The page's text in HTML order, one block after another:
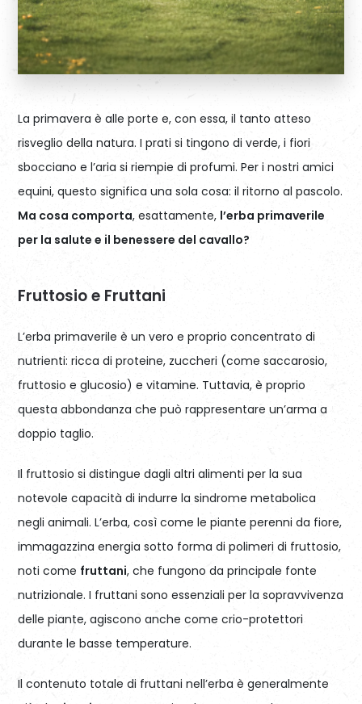
La primavera è alle porte e, con essa, il tanto atteso
risveglio della natura. I prati si tingono di verde, i fiori
sbocciano e l’aria si riempie di profumi. Per i nostri amici
equini, questo significa una sola cosa: il ritorno al pascolo.
Ma cosa comporta, esattamente, l’erba primaverile
per la salute e il benessere del cavallo?
Fruttosio e Fruttani
L’erba primaverile è un vero e proprio concentrato di
nutrienti: ricca di proteine, zuccheri (come saccarosio,
fruttosio e glucosio) e vitamine. Tuttavia, è proprio
questa abbondanza che può rappresentare un’arma a
doppio taglio.
Il fruttosio si distingue dagli altri alimenti per la sua
notevole capacità di indurre la sindrome metabolica
negli animali. L’erba, così come le piante perenni da fiore,
immagazzina energia sotto forma di polimeri di fruttosio,
noti come fruttani, che fungono da principale fonte
nutrizionale. I fruttani sono essenziali per la sopravvivenza
delle piante, agiscono anche come crio-protettori
durante le basse temperature.
Il contenuto totale di fruttani nell’erba è generalmente